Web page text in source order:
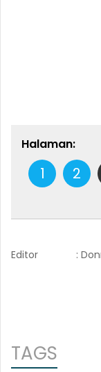
Halaman:
1 2
Editor :
TAGS